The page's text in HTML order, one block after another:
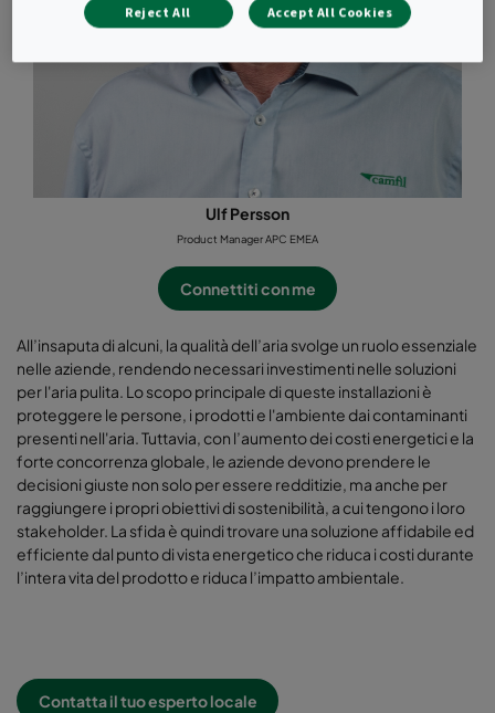
Ulf Persson
Product Manager APC EMEA
Connettiti con me
All’insaputa di alcuni, la qualità dell’aria svolge un ruolo essenziale
nelle aziende, rendendo necessari investimenti nelle soluzioni
per l'aria pulita. Lo scopo principale di queste installazioni è
proteggere le persone, i prodotti e l'ambiente dai contaminanti
presenti nell'aria. Tuttavia, con l’aumento dei costi energetici e la
forte concorrenza globale, le aziende devono prendere le
decisioni giuste non solo per essere redditizie, ma anche per
raggiungere i propri obiettivi di sostenibilità, a cui tengono i loro
stakeholder. La sfida è quindi trovare una soluzione affidabile ed
efficiente dal punto di vista energetico che riduca i costi durante
l’intera vita del prodotto e riduca l’impatto ambientale.
Contatta il tuo esperto locale
Reject All Accept All Cookies